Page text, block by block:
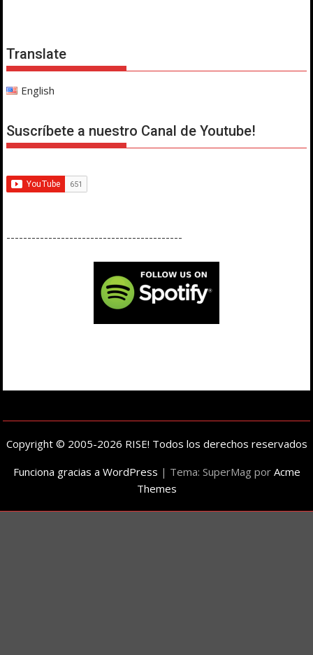
Translate
English
Suscríbete a nuestro Canal de Youtube!
------------------------------------------
Copyright © 2005-2026 RISE! Todos los derechos reservados
Funciona gracias a WordPress | Tema: SuperMag por Acme
Themes